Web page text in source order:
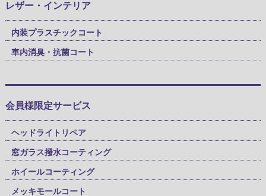
レザー・インテリア
内装プラスチックコート
車内消臭・抗菌コート
会員様限定サービス
ヘッドライトリペア
窓ガラス撥水コーティング
ホイールコーティング
メッキモールコート